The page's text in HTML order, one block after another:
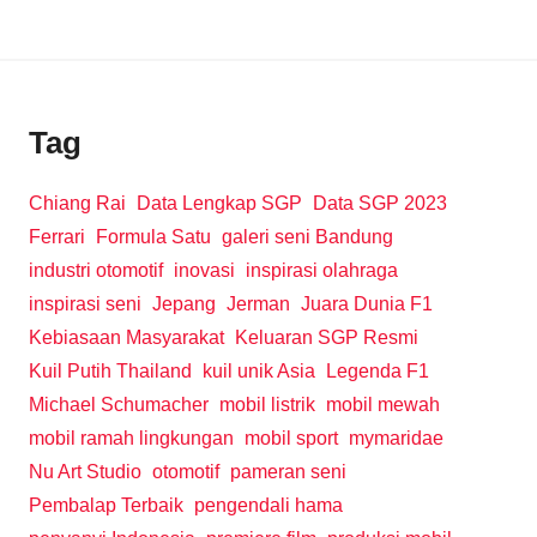
Tag
Chiang Rai Data Lengkap SGP
Data SGP 2023
Ferrari
Formula Satu galeri seni Bandung
industri otomotif inovasi
inspirasi olahraga
inspirasi seni Jepang Jerman Juara Dunia F1
Kebiasaan Masyarakat
Keluaran SGP Resmi
Kuil Putih Thailand
kuil unik Asia
Legenda F1
Michael Schumacher mobil listrik mobil mewah
mobil ramah lingkungan
mobil sport mymaridae
Nu Art Studio otomotif pameran seni
Pembalap Terbaik pengendali hama